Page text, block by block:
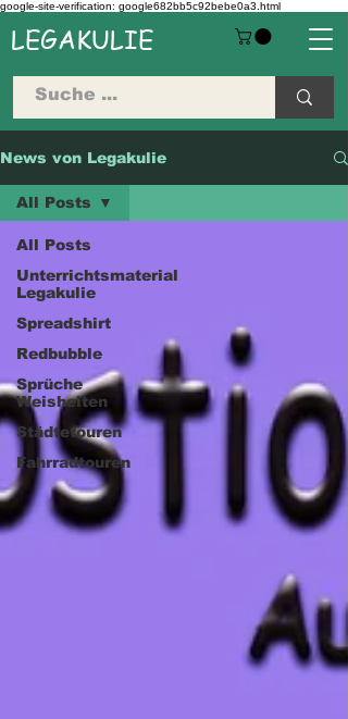
google-site-verification: google682bb5c92bebe0a3.html
LEGAKULIE
News von Legakulie
All Posts
Unterrichtsmaterial
Legakulie
Spreadshirt
Redbubble
Sprüche
Weisheiten
Städtetouren
Fahrradtouren
All Posts